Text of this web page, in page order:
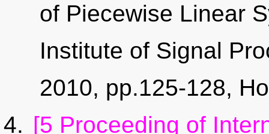
of Piecewise Linear
Institute of Signal
2010, pp.125-128,
[5 Proceeding of